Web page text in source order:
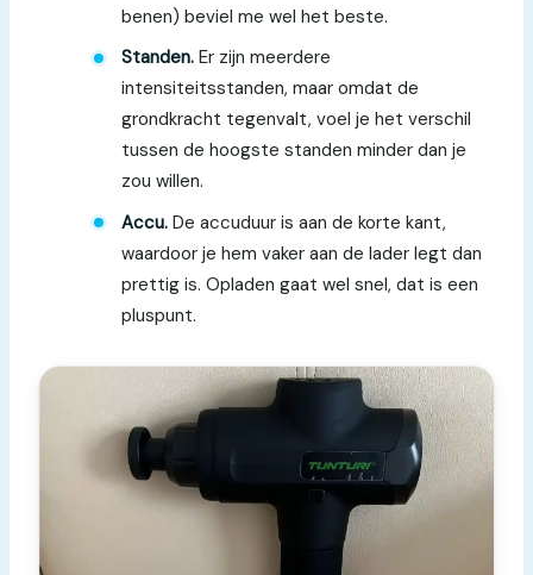
benen) beviel me wel het beste.
Standen. Er zijn meerdere
intensiteitsstanden, maar omdat de
grondkracht tegenvalt, voel je het verschil
tussen de hoogste standen minder dan je
zou willen.
Accu. De accuduur is aan de korte kant,
waardoor je hem vaker aan de lader legt dan
prettig is. Opladen gaat wel snel, dat is een
pluspunt.